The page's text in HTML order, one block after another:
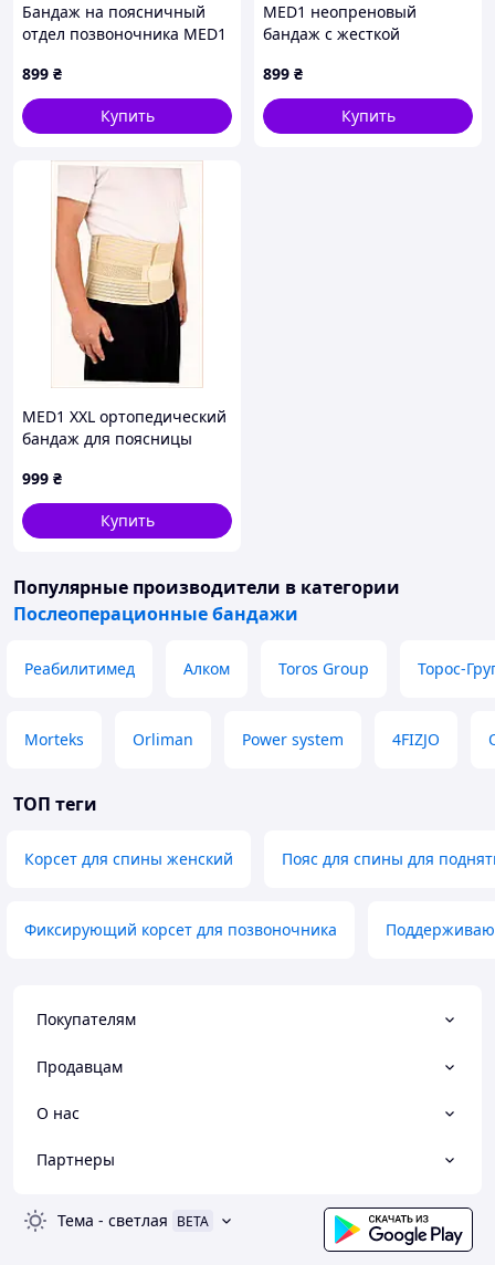
Бандаж на поясничный
отдел позвоночника MED1
899 ₴
Купить
MED1 неопреновый
бандаж с жесткой
899 ₴
Купить
MED1 XXL ортопедический
бандаж для поясницы
999 ₴
Купить
Популярные производители в категории
Послеоперационные бандажи
Реабилитимед Алком Toros Group Торос-
Morteks Orliman Power system 4FIZJO
ТОП теги
Корсет для спины женский Пояс для спины для
Фиксирующий корсет для позвоночника
Покупателям
Продавцам
О нас
Партнеры
Тема - светлая BETA